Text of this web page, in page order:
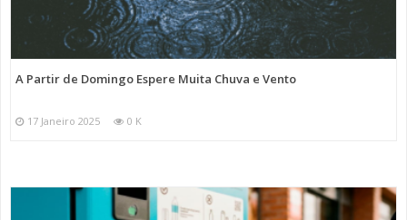
A Partir de Domingo Espere Muita Chuva e Vento
17 Janeiro 2025 0 K